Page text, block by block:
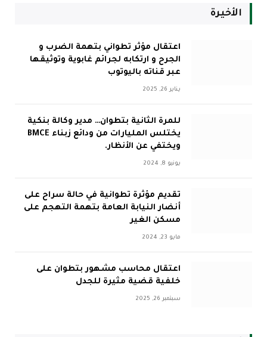
الأخيرة
اعتقال مؤثر تطواني بتهمة الضرب و
الجرح و ارتكابه لجرائم غابوية وتوثيقها
عبر قناته باليوتوب
يناير 26, 2025
للمرة الثانية بتطوان… مدير وكالة بنكية
يختلس المليارات من ودائع زبناء BMCE
ويختفي عن الأنظار.
يونيو 8, 2024
تقديم مؤثرة تطوانية في حالة سراح على
أنضار النيابة العامة بتهمة التهجم على
مسكن الغير
مايو 23, 2024
اعتقال محاسب مشهور بتطوان على
خلفية قضية مثيرة للجدل
سبتمبر 26, 2025